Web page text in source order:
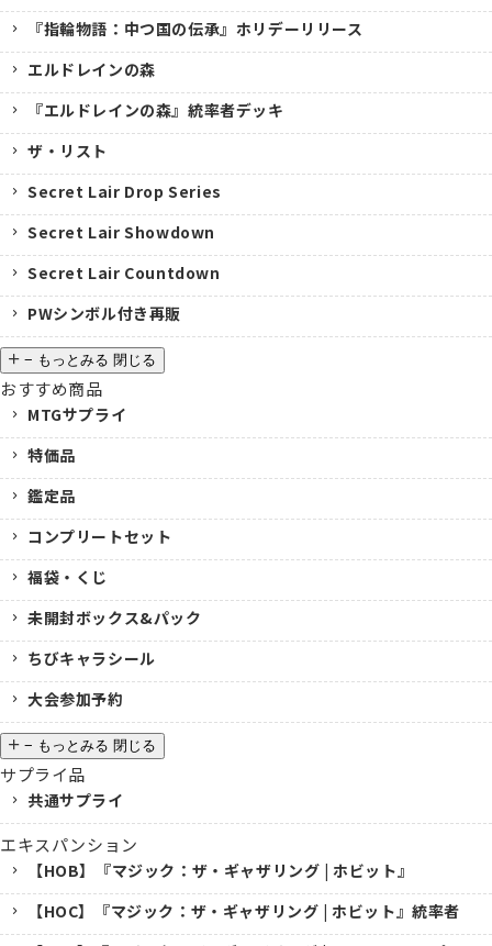
『指輪物語：中つ国の伝承』ホリデーリリース
エルドレインの森
『エルドレインの森』統率者デッキ
ザ・リスト
Secret Lair Drop Series
Secret Lair Showdown
Secret Lair Countdown
PWシンボル付き再販
− もっとみる 閉じる
おすすめ商品
MTGサプライ
特価品
鑑定品
コンプリートセット
福袋・くじ
未開封ボックス&パック
ちびキャラシール
大会参加予約
− もっとみる 閉じる
サプライ品
共通サプライ
エキスパンション
【HOB】『マジック：ザ・ギャザリング | ホビット』
【HOC】『マジック：ザ・ギャザリング | ホビット』統率者